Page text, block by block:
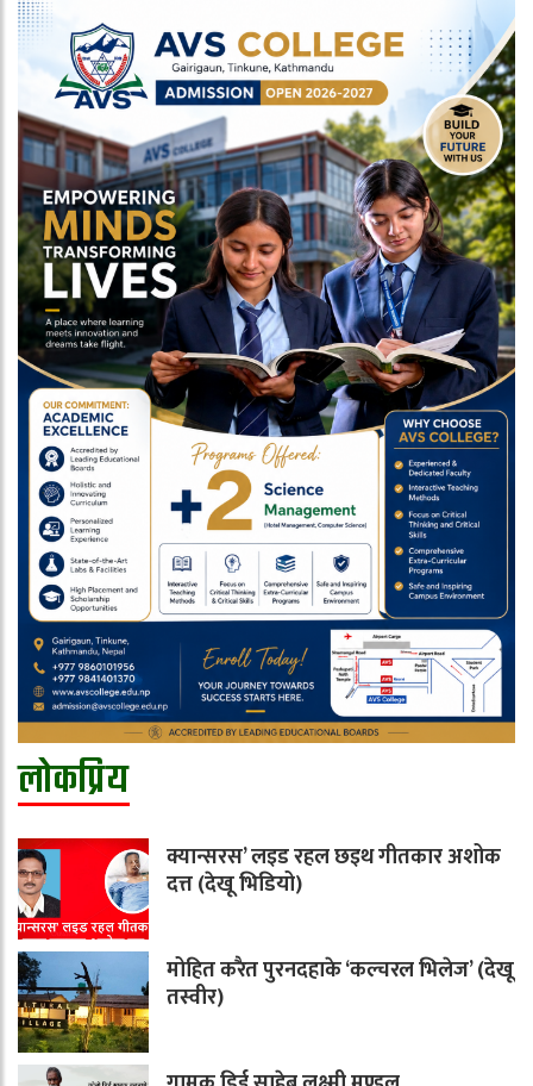
लोकप्रिय
क्यान्सरस’ लइड रहल छइथ गीतकार अशोक
दत्त (देखू भिडियो)
मोहित करैत पुरनदहाके ‘कल्चरल भिलेज’ (देखू
तस्वीर)